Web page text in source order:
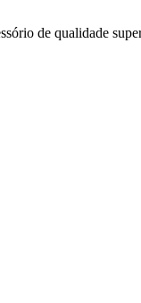
de qualidade